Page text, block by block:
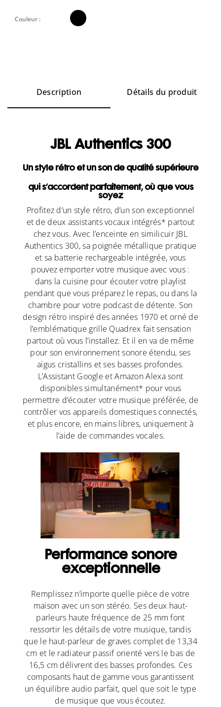
Couleur :
Description Détails du produit
JBL Authentics 300
Un style rétro et un son de qualité supérieure
qui s’accordent parfaitement, où que vous
soyez
Profitez d’un style rétro, d’un son exceptionnel
et de deux assistants vocaux intégrés* partout
chez vous. Avec l’enceinte en similicuir JBL
Authentics 300, sa poignée métallique pratique
et sa batterie rechargeable intégrée, vous
pouvez emporter votre musique avec vous :
dans la cuisine pour écouter votre playlist
pendant que vous préparez le repas, ou dans la
chambre pour votre podcast de détente. Son
design rétro inspiré des années 1970 et orné de
l’emblématique grille Quadrex fait sensation
partout où vous l’installez. Et il en va de même
pour son environnement sonore étendu, ses
aigus cristallins et ses basses profondes.
L’Assistant Google et Amazon Alexa sont
disponibles simultanément* pour vous
permettre d’écouter votre musique préférée, de
contrôler vos appareils domestiques connectés,
et plus encore, en mains libres, uniquement à
l’aide de commandes vocales.
Performance sonore
exceptionnelle
Remplissez n’importe quelle pièce de votre
maison avec un son stéréo. Ses deux haut-
parleurs haute fréquence de 25 mm font
ressortir les détails de votre musique, tandis
que le haut-parleur de graves complet de 13,34
cm et le radiateur passif orienté vers le bas de
16,5 cm délivrent des basses profondes. Ces
composants haut de gamme vous garantissent
un équilibre audio parfait, quel que soit le type
de musique que vous écoutez.